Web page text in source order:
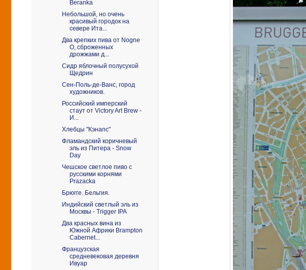
Beranka
Небольшой, но очень
красивый городок на
севере Ита...
Два крепких пива от Nogne
O, сброженных
дрожжами д...
Сидр яблочный полусухой
Щедрин
Сен-Поль-де-Ванс, город
художников.
Российский имперский
стаут от Victory Art Brew -
И...
Хлебцы "Кэнапс"
Фламандский коричневый
эль из Питера - Snow
Day
Чешское светлое пиво c
русскими корнями
Prazacka
Брюгге. Бельгия.
Индийский светлый эль из
Москвы - Trigger IPA
Два красных вина из
Южной Африки Brampton
Cabernet...
Французская
средневековая деревня
Ивуар